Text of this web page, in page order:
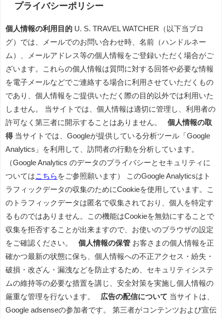
プライバシーポリシー
個人情報の利用目的 U. S. TRAVEL WATCHER（以下当ブロ
グ）では、メールでのお問い合わせ時、名前（ハンドルネー
ム）、メールアドレス等の個人情報をご登録いただく場合がご
ざいます。これらの個人情報は質問に対する回答や必要な情報
を電子メールなどでご連絡する場合に利用させていただくもの
であり、個人情報をご提供いただく際の目的以外では利用いた
しません。 当サイトでは、個人情報は適切に管理し、利用者の
許可なく第三者に開示することはありません。 個人情報の取
得当サイトでは、Googleが提供している分析ツール「Google
Analytics」を利用して、訪問者の行動を分析しています。
（Google Analytics のデータのプライバシーとセキュリティに
ついてはこちら をご参照願います） このGoogle Analyticsはト
ラフィックデータの収集のためにCookieを使用しています。こ
のトラフィックデータは匿名で収集されており、個人を特定す
るものではありません。この機能はCookieを無効にすることで
収集を拒否することが出来ますので、お使いのブラウザの設定
をご確認ください。 個人情報の保管 お客さまの個人情報を正
確かつ最新の状態に保ち、個人情報への不正アクセス・紛失・
破損・改ざん・漏洩などを防止するため、セキュリティシステ
ムの維持等の必要な措置を講じ、安全対策を実施し個人情報の
厳重な管理を行ないます。 広告の配信について 当サイトは、
Google adsenseの参加者です。 第三者がコンテンツおよび宣伝